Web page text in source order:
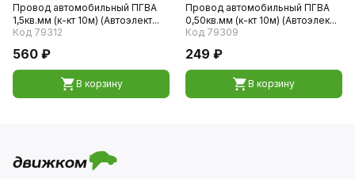
Провод автомобильный ПГВА
1,5кв.мм (к-кт 10м) (Автоэлект...
Код 79312
560 ₽
В корзину
Провод автомобильный ПГВА
0,50кв.мм (к-кт 10м) (Автоэлек...
Код 79309
249 ₽
В корзину